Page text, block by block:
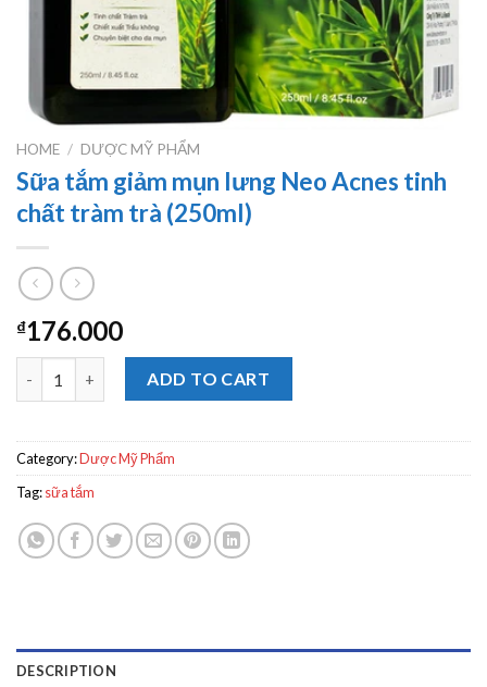
HOME / DƯỢC MỸ PHẨM
Sữa tắm giảm mụn lưng Neo Acnes tinh
chất tràm trà (250ml)
₫176.000
Sữa tắm giảm mụn lưng Neo Acnes tinh chất tràm trà (250ml)
ADD TO CART
Category:Dược Mỹ Phẩm
Tag:sữa tắm
DESCRIPTION